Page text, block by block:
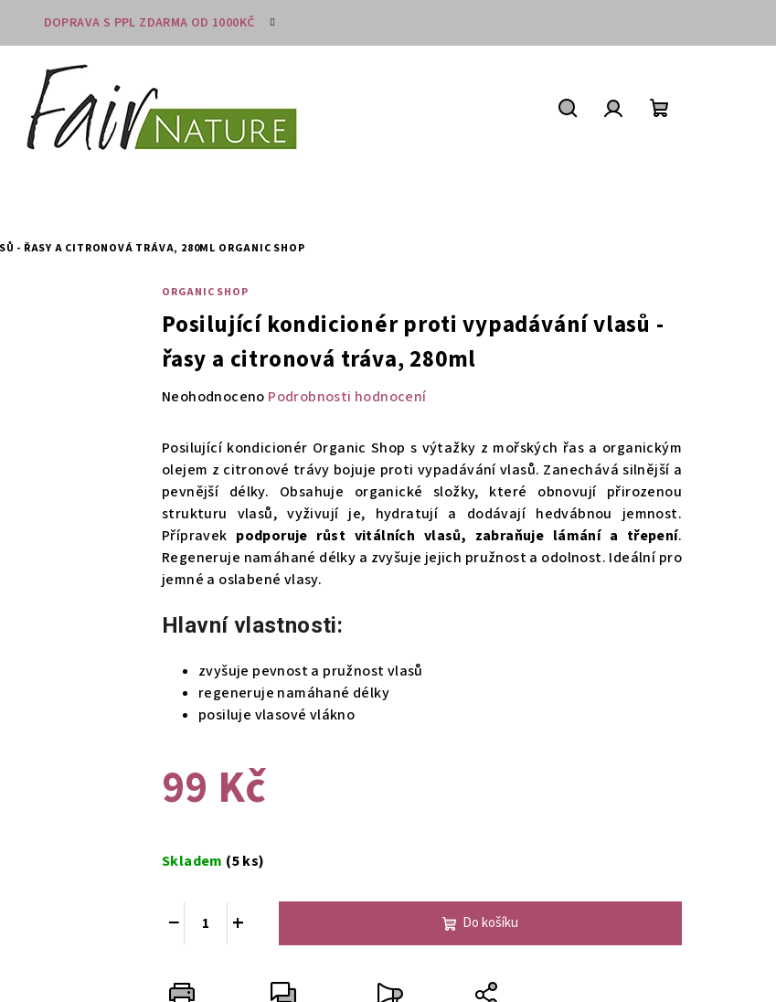
DOPRAVA S PPL ZDARMA OD 1000KČ
Nákupní
- ŘASY A CITRONOVÁ TRÁVA, 280ML ORGANIC SHOP
ORGANIC SHOP
Posilující kondicionér proti vypadávání vlasů -
řasy a citronová tráva, 280ml
Průměrné
produktu
je
z
5
hvězdiček.
Neohodnoceno Podrobnosti hodnocení
Posilující kondicionér Organic Shop s výtažky z mořských řas a organickým
olejem z citronové trávy bojuje proti vypadávání vlasů. Zanechává silnější a
pevnější délky. Obsahuje organické složky, které obnovují přirozenou
strukturu vlasů, vyživují je, hydratují a dodávají hedvábnou jemnost.
Přípravek podporuje růst vitálních vlasů, zabraňuje lámání a třepení.
Regeneruje namáhané délky a zvyšuje jejich pružnost a odolnost. Ideální pro
jemné a oslabené vlasy.
Hlavní vlastnosti:
zvyšuje pevnost a pružnost vlasů
regeneruje namáhané délky
posiluje vlasové vlákno
99 Kč
cena:
Skladem (5 ks)
+
− Do košíku